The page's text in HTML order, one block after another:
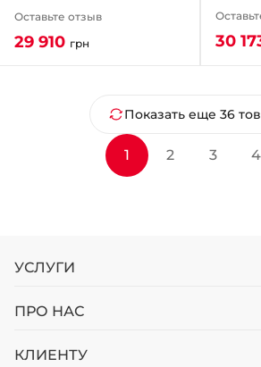
Оставьте отзыв
29 910 грн 30
Показать еще 36
1 2 3 4
УСЛУГИ
ПРО НАС
КЛИЕНТУ